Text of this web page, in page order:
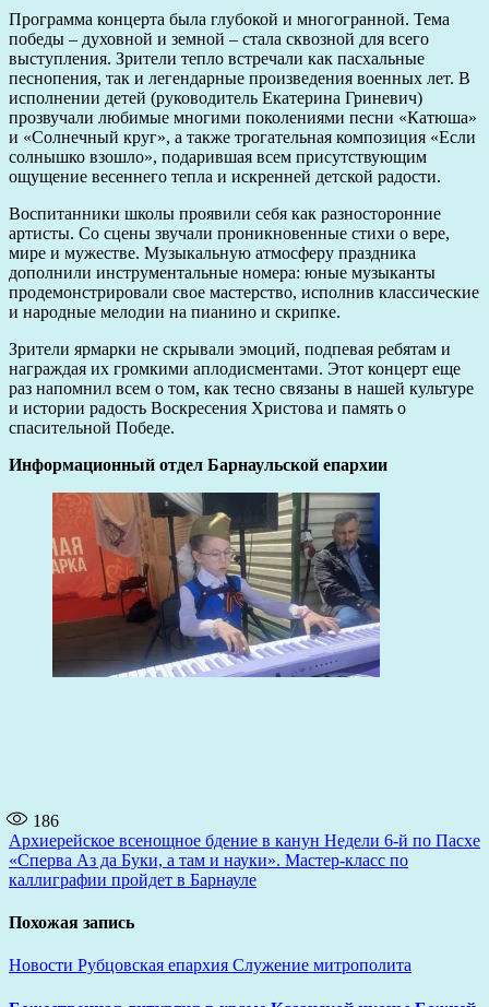
Программа концерта была глубокой и многогранной. Тема
победы – духовной и земной – стала сквозной для всего
выступления. Зрители тепло встречали как пасхальные
песнопения, так и легендарные произведения военных лет. В
исполнении детей (руководитель Екатерина Гриневич)
прозвучали любимые многими поколениями песни «Катюша»
и «Солнечный круг», а также трогательная композиция «Если
солнышко взошло», подарившая всем присутствующим
ощущение весеннего тепла и искренней детской радости.
Воспитанники школы проявили себя как разносторонние
артисты. Со сцены звучали проникновенные стихи о вере,
мире и мужестве. Музыкальную атмосферу праздника
дополнили инструментальные номера: юные музыканты
продемонстрировали свое мастерство, исполнив классические
и народные мелодии на пианино и скрипке.
Зрители ярмарки не скрывали эмоций, подпевая ребятам и
награждая их громкими аплодисментами. Этот концерт еще
раз напомнил всем о том, как тесно связаны в нашей культуре
и истории радость Воскресения Христова и память о
спасительной Победе.
Информационный отдел Барнаульской епархии
186
Навигация
по
Архиерейское всенощное бдение в канун Недели 6-й по Пасхе
«Сперва Аз да Буки, а там и науки». Мастер-класс по
каллиграфии пройдет в Барнауле
Похожая запись
Новости Рубцовская епархия Служение митрополита